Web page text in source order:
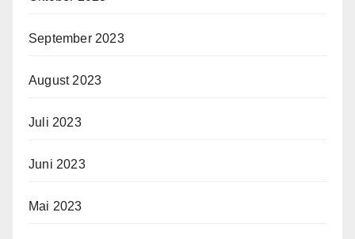
September 2023
August 2023
Juli 2023
Juni 2023
Mai 2023